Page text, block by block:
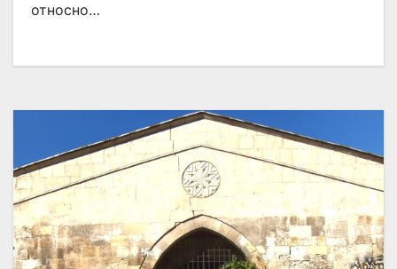
относно…